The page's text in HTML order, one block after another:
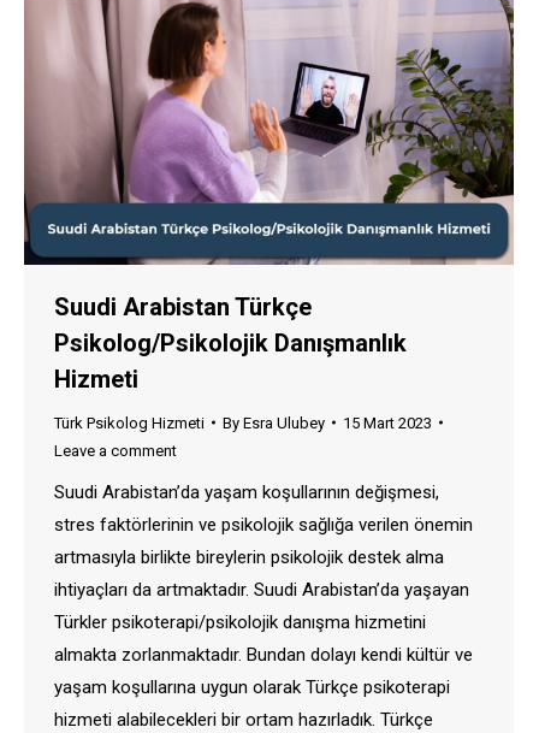
Suudi Arabistan Türkçe
Psikolog/Psikolojik Danışmanlık
Hizmeti
Türk Psikolog Hizmeti By Esra Ulubey
15 Mart 2023
Leave a comment
Suudi Arabistan’da yaşam koşullarının değişmesi,
stres faktörlerinin ve psikolojik sağlığa verilen önemin
artmasıyla birlikte bireylerin psikolojik destek alma
ihtiyaçları da artmaktadır. Suudi Arabistan’da yaşayan
Türkler psikoterapi/psikolojik danışma hizmetini
almakta zorlanmaktadır. Bundan dolayı kendi kültür ve
yaşam koşullarına uygun olarak Türkçe psikoterapi
hizmeti alabilecekleri bir ortam hazırladık. Türkçe